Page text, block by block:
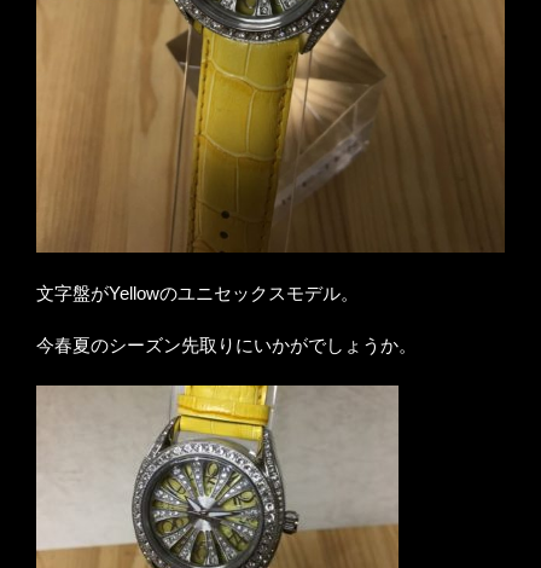
文字盤がYellowのユニセックスモデル。
今春夏のシーズン先取りにいかがでしょうか。